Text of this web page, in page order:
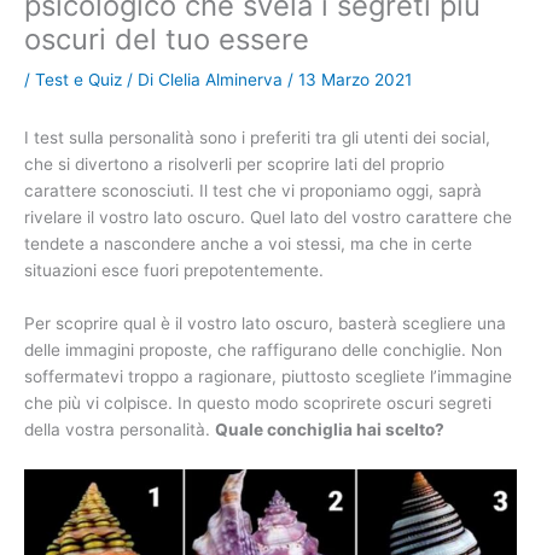
oscuri del tuo essere
/ Test e Quiz / Di Clelia Alminerva / 13 Marzo 2021
I test sulla personalità sono i preferiti tra gli utenti dei social,
che si divertono a risolverli per scoprire lati del proprio
carattere sconosciuti. Il test che vi proponiamo oggi, saprà
rivelare il vostro lato oscuro. Quel lato del vostro carattere che
tendete a nascondere anche a voi stessi, ma che in certe
situazioni esce fuori prepotentemente.
Per scoprire qual è il vostro lato oscuro, basterà scegliere una
delle immagini proposte, che raffigurano delle conchiglie. Non
soffermatevi troppo a ragionare, piuttosto scegliete l’immagine
che più vi colpisce. In questo modo scoprirete oscuri segreti
della vostra personalità. Quale conchiglia hai scelto?